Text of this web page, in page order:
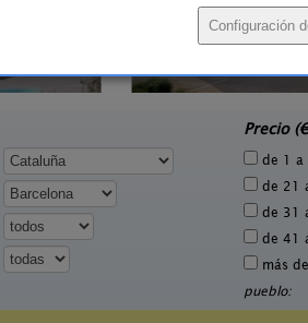
Cal
Precio
de 1 a
de 21
de 31
de 41
más
pueblo: